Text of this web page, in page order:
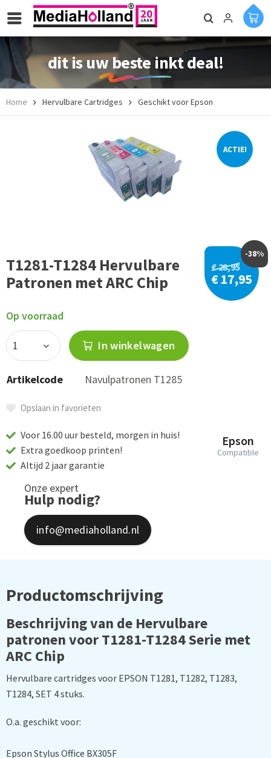
dit is uw beste inkt deal!
Home Hervulbare Cartridges Geschikt voor Epson
ACTIE!
T1281-T1284 Hervulbare
Patronen met ARC Chip
€ 28,95
-38%
€ 17,95
Op voorraad
In winkelwagen
Artikelcode Navulpatronen T1285
Opslaan in favorieten
Epson
Compatible
Voor 16.00 uur besteld, morgen in huis!
Extra goedkoop printen!
Altijd 2 jaar garantie
Onze expert
Hulp nodig?
info@mediaholland.nl
Productomschrijving
Beschrijving van de Hervulbare
patronen voor T1281-T1284 Serie met
ARC Chip
Hervulbare cartridges voor EPSON T1281, T1282, T1283,
T1284, SET 4 stuks.
O.a. geschikt voor:
Epson Stylus Office BX305F